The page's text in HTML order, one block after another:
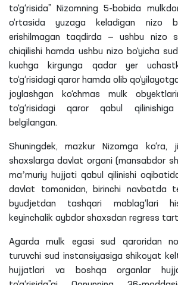
to‘g‘risida” Nizomning 5-bobida
o‘rtasida yuzaga keladigan nizo
erishilmagan taqdirda — ushbu nizo
chiqilishi hamda ushbu nizo bo‘yicha
kuchga kirgunga qadar yer
to‘g‘risidagi qaror hamda olib
joylashgan ko‘chmas mulk
to‘g‘risidagi qaror qabul qilinishiga
belgilangan.
Shuningdek, mazkur Nizomga ko‘ra,
shaxslarga davlat organi (mansabdor
maʼmuriy hujjati qabul qilinishi
davlat tomonidan, birinchi navbatda
byudjetdan tashqari mablag‘lari
keyinchalik aybdor shaxsdan regress
Agarda mulk egasi sud qaroridan
turuvchi sud instansiyasiga shikoyat
hujjatlari va boshqa organlar